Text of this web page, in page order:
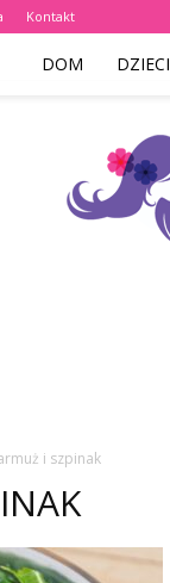
Kontakt
DOM DZIECI
i szpinak